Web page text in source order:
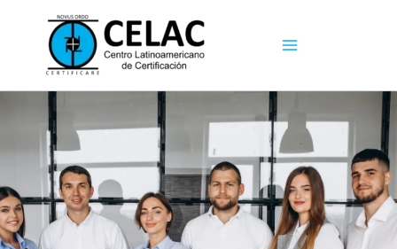
contenido